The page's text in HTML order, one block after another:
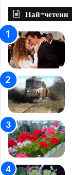
Най-четени